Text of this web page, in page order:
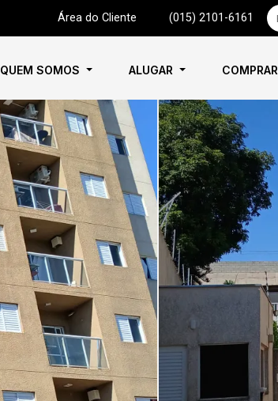
Área do Cliente (015) 2101-6161
QUEM SOMOS ALUGAR COMPRAR